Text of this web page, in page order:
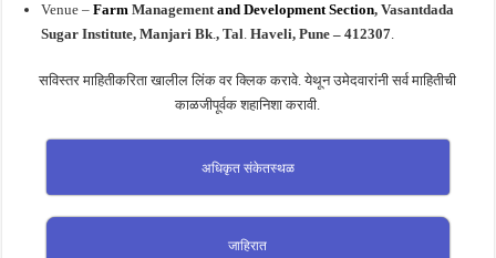
Venue – FarmManagementand Development Section, Vasantdada
Sugar Institute, Manjari Bk., Tal. Haveli, Pune – 412307.
सविस्तर माहितीकरिता खालील लिंक वर क्लिक करावे. येथून उमेदवारांनी सर्व माहितीची
काळजीपूर्वक शहानिशा करावी.
अधिकृत संकेतस्थळ
जाहिरात